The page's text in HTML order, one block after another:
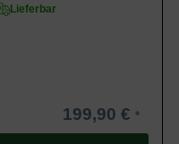
Lieferbar
199,90 €